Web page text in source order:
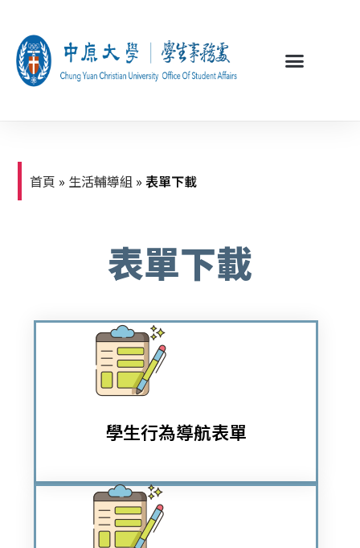
首頁 » 生活輔導組 »表單下載
表單下載
學生行為導航表單